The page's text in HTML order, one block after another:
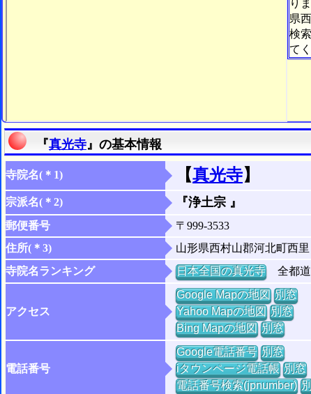
り
県
検
て
『真光寺』の基本情報
寺院名(＊1) 【真光寺】
宗派名(＊2) 『浄土宗 』
郵便番号
〒999-3533
住所(＊3)
山形県西村山郡河北町西
寺院名ランキング
日本全国の真光寺全都道
アクセス
Google Mapの地図 別窓
Yahoo Mapの地図 別窓
Bing Mapの地図 別窓
電話番号
Google電話番号 別窓
iタウンページ電話帳 別窓
電話番号検索(jpnumber)